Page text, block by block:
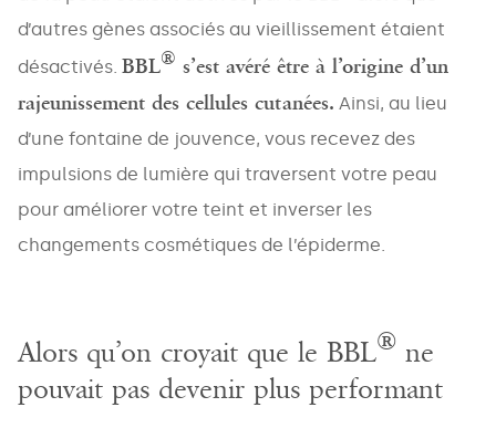
d’autres gènes associés au vieillissement étaient
désactivés. BBL® s’est avéré être à l’origine d’un
rajeunissement des cellules cutanées. Ainsi, au lieu
d’une fontaine de jouvence, vous recevez des
impulsions de lumière qui traversent votre peau
pour améliorer votre teint et inverser les
changements cosmétiques de l’épiderme.
Alors qu’on croyait que le BBL® ne
pouvait pas devenir plus performant